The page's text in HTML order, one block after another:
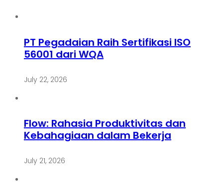
PT Pegadaian Raih Sertifikasi ISO
56001 dari WQA
July 22, 2026
Flow: Rahasia Produktivitas dan
Kebahagiaan dalam Bekerja
July 21, 2026